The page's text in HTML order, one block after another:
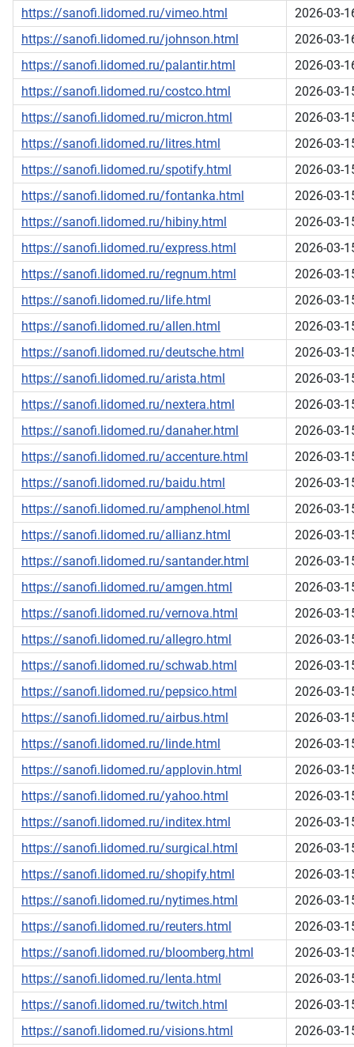
https://sanofi.lidomed.ru/vimeo.html
2026-03-
https://sanofi.lidomed.ru/johnson.html
2026-03-
https://sanofi.lidomed.ru/palantir.html
2026-03-
https://sanofi.lidomed.ru/costco.html
2026-03-
https://sanofi.lidomed.ru/micron.html
2026-03-
https://sanofi.lidomed.ru/litres.html
2026-03-
https://sanofi.lidomed.ru/spotify.html
2026-03-
https://sanofi.lidomed.ru/fontanka.html
2026-03-
https://sanofi.lidomed.ru/hibiny.html
2026-03-
https://sanofi.lidomed.ru/express.html
2026-03-
https://sanofi.lidomed.ru/regnum.html
2026-03-
https://sanofi.lidomed.ru/life.html
2026-03-
https://sanofi.lidomed.ru/allen.html
2026-03-
https://sanofi.lidomed.ru/deutsche.html
2026-03-
https://sanofi.lidomed.ru/arista.html
2026-03-
https://sanofi.lidomed.ru/nextera.html
2026-03-
https://sanofi.lidomed.ru/danaher.html
2026-03-
https://sanofi.lidomed.ru/accenture.html
2026-03-
https://sanofi.lidomed.ru/baidu.html
2026-03-
https://sanofi.lidomed.ru/amphenol.html
2026-03-
https://sanofi.lidomed.ru/allianz.html
2026-03-
https://sanofi.lidomed.ru/santander.html
2026-03-
https://sanofi.lidomed.ru/amgen.html
2026-03-
https://sanofi.lidomed.ru/vernova.html
2026-03-
https://sanofi.lidomed.ru/allegro.html
2026-03-
https://sanofi.lidomed.ru/schwab.html
2026-03-
https://sanofi.lidomed.ru/pepsico.html
2026-03-
https://sanofi.lidomed.ru/airbus.html
2026-03-
https://sanofi.lidomed.ru/linde.html
2026-03-
https://sanofi.lidomed.ru/applovin.html
2026-03-
https://sanofi.lidomed.ru/yahoo.html
2026-03-
https://sanofi.lidomed.ru/inditex.html
2026-03-
https://sanofi.lidomed.ru/surgical.html
2026-03-
https://sanofi.lidomed.ru/shopify.html
2026-03-
https://sanofi.lidomed.ru/nytimes.html
2026-03-
https://sanofi.lidomed.ru/reuters.html
2026-03-
https://sanofi.lidomed.ru/bloomberg.html
2026-03-
https://sanofi.lidomed.ru/lenta.html
2026-03-
https://sanofi.lidomed.ru/twitch.html
2026-03-
https://sanofi.lidomed.ru/visions.html
2026-03-